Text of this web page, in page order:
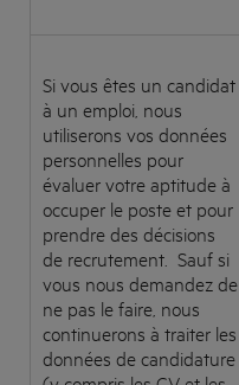
Si vous êtes un candidat
à un emploi, nous
utiliserons vos données
personnelles pour
évaluer votre aptitude à
occuper le poste et pour
prendre des décisions
de recrutement. Sauf si
vous nous demandez de
ne pas le faire, nous
continuerons à traiter les
données de candidature